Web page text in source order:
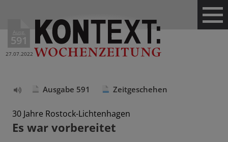
Ausg.
591
27.07.2022
vorlesen
Ausgabe 591 Zeitgeschehen
30 Jahre Rostock-Lichtenhagen
Es war vorbereitet